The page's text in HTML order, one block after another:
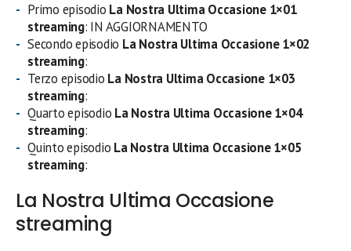
Primo episodio La Nostra Ultima Occasione 1×01
streaming: IN AGGIORNAMENTO
Secondo episodio La Nostra Ultima Occasione 1×02
streaming:
Terzo episodio La Nostra Ultima Occasione 1×03
streaming:
Quarto episodio La Nostra Ultima Occasione 1×04
streaming:
Quinto episodio La Nostra Ultima Occasione 1×05
streaming:
La Nostra Ultima Occasione
streaming